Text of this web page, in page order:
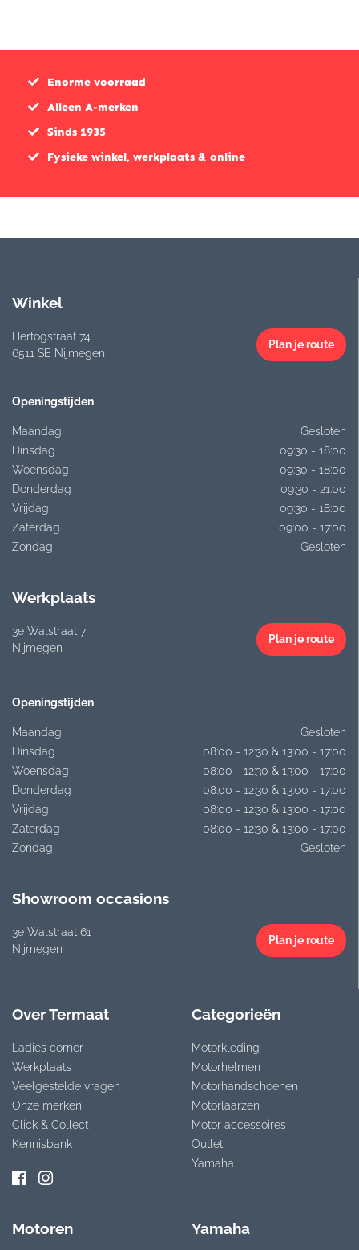
Enorme voorraad
Alleen A-merken
Sinds 1935
Fysieke winkel, werkplaats & online
Winkel
Hertogstraat 74
6511 SE Nijmegen
Plan je route
Openingstijden
Maandag
Gesloten
Dinsdag
09:30 - 18:00
Woensdag
09:30 - 18:00
Donderdag
09:30 - 21:00
Vrijdag
09:30 - 18:00
Zaterdag
09:00 - 17:00
Zondag
Gesloten
Werkplaats
3e Walstraat 7
Nijmegen
Plan je route
Openingstijden
Maandag
Gesloten
Dinsdag
08:00 - 12:30 & 13:00 - 17:00
Woensdag
08:00 - 12:30 & 13:00 - 17:00
Donderdag
08:00 - 12:30 & 13:00 - 17:00
Vrijdag
08:00 - 12:30 & 13:00 - 17:00
Zaterdag
08:00 - 12:30 & 13:00 - 17:00
Zondag
Gesloten
Showroom occasions
3e Walstraat 61
Nijmegen
Plan je route
Over Termaat
Ladies corner
Werkplaats
Veelgestelde vragen
Onze merken
Click & Collect
Kennisbank
Categorieën
Motorkleding
Motorhelmen
Motorhandschoenen
Motorlaarzen
Motor accessoires
Outlet
Yamaha
Motoren Yamaha